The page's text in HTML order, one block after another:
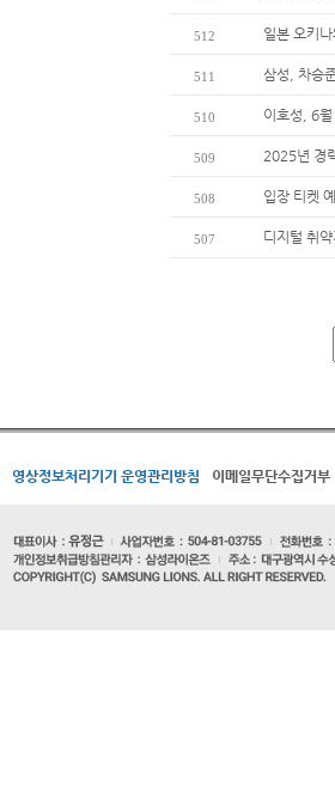
512 일본 오키
511 삼성, 차승
510 이호성, 6
509 2025년 경
508 입장 티켓
507 디지털 취
영상정보처리기기 운영관리방침 이메일무단수집거부